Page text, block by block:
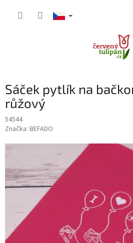
Sáček pytlík na
růžový
54544
Značka: BEFADO